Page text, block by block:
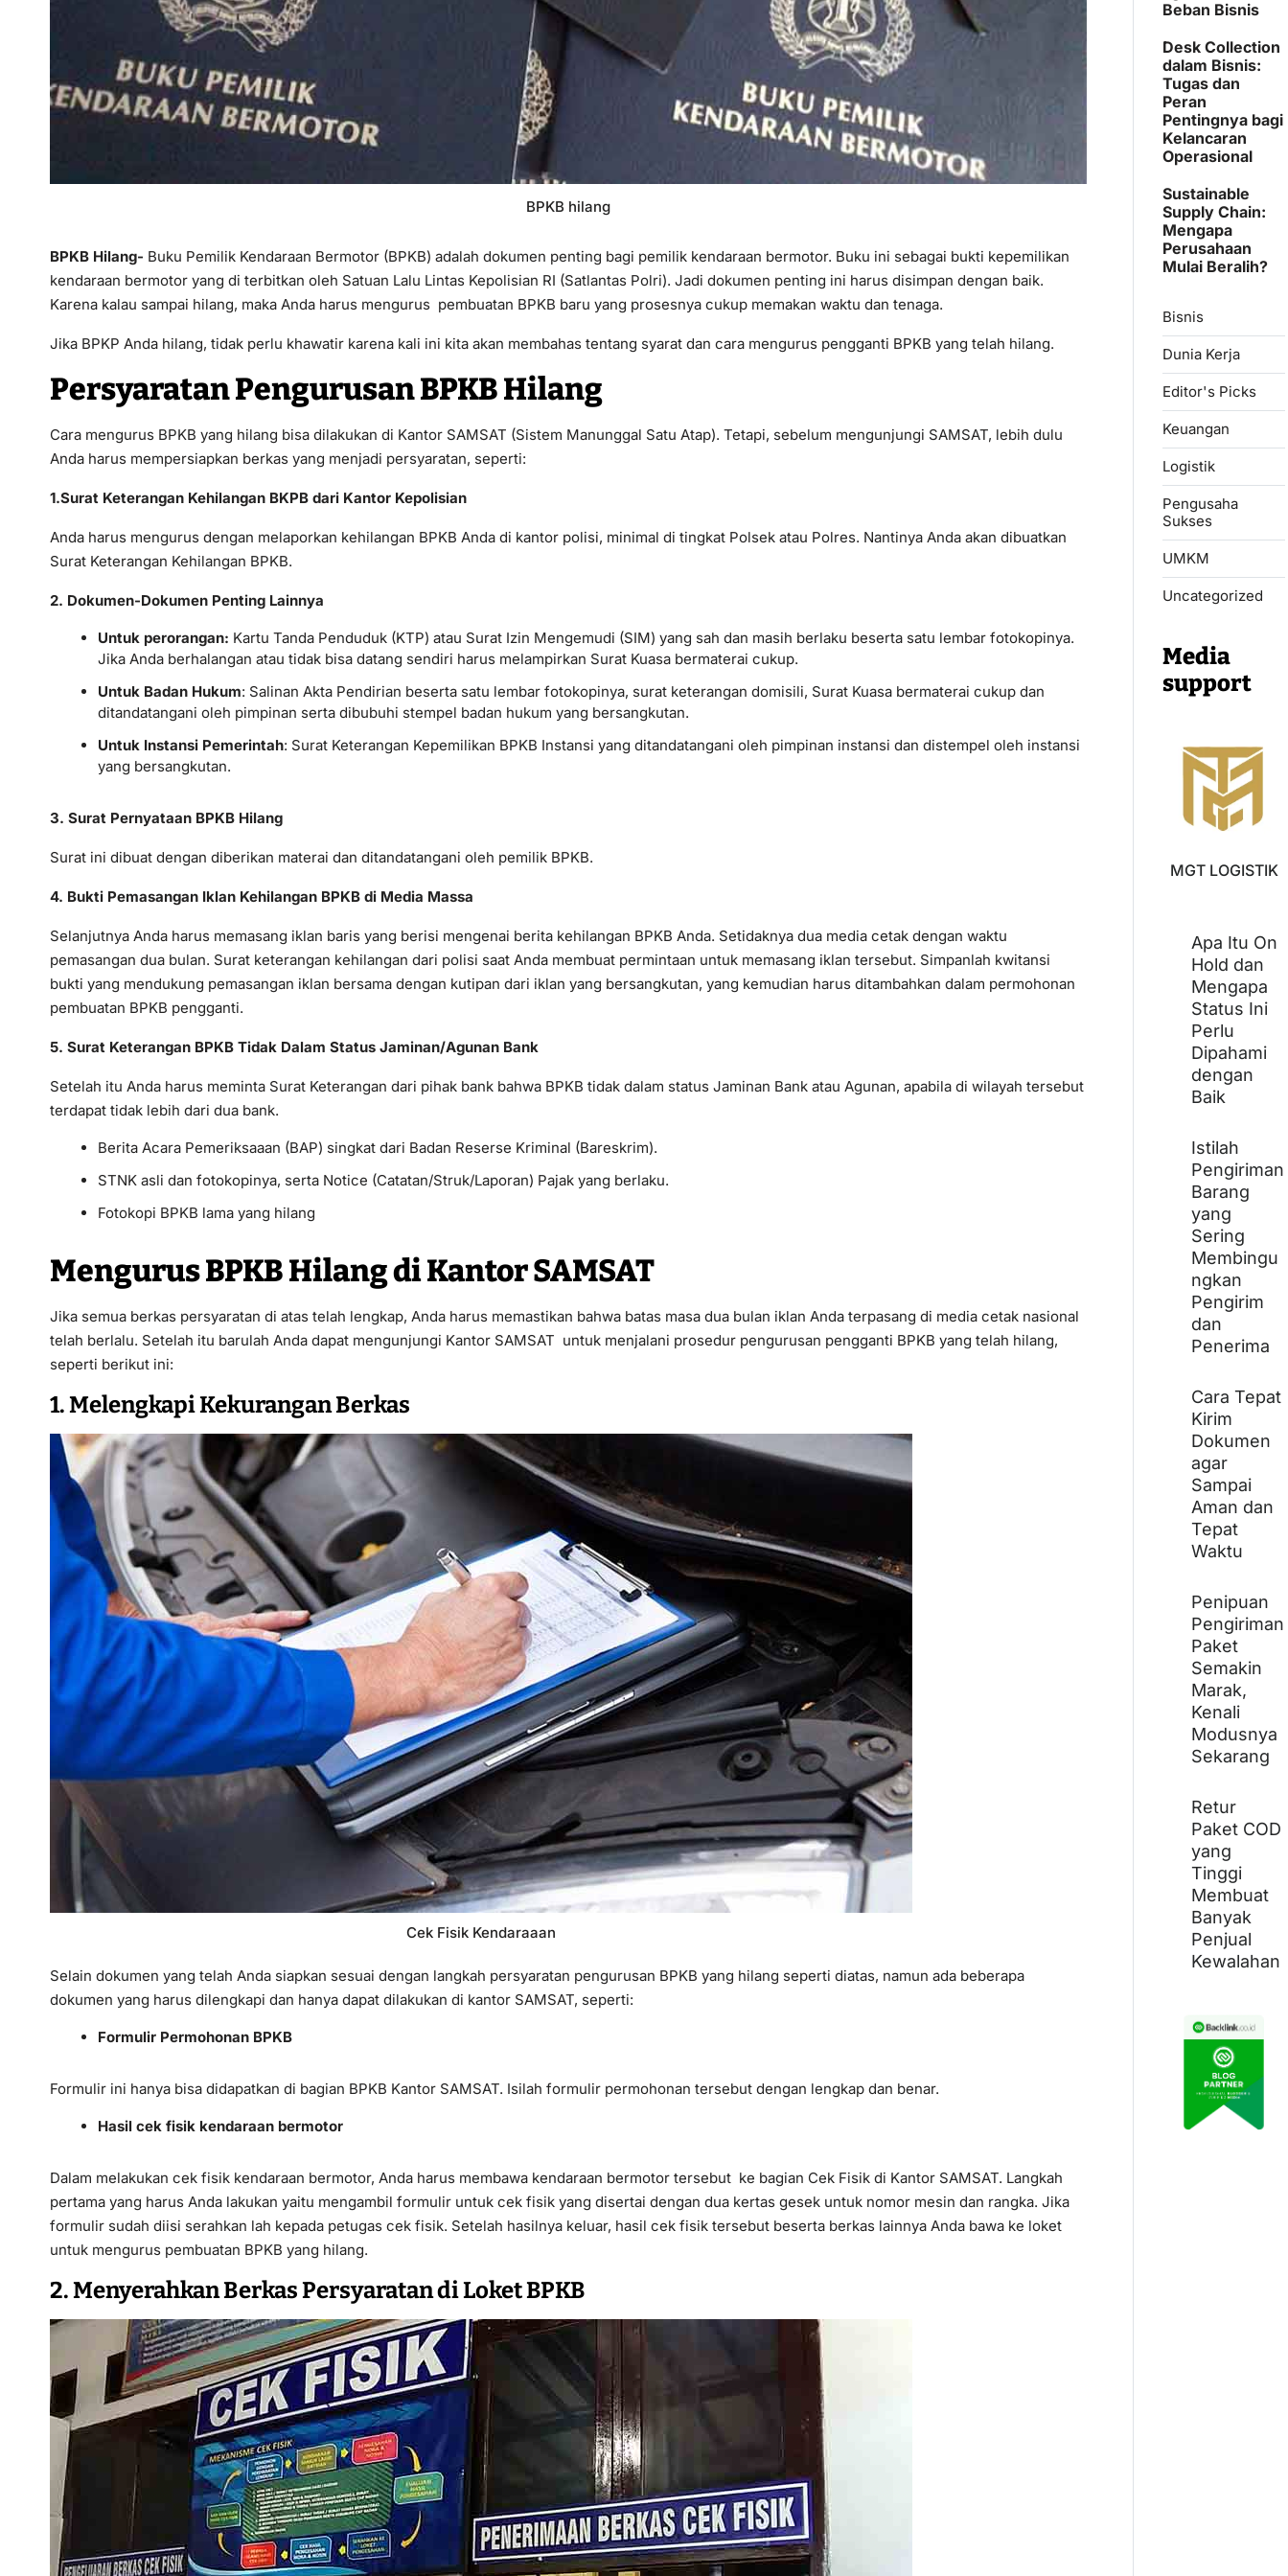
BPKB hilang
BPKB Hilang- Buku Pemilik Kendaraan Bermotor (BPKB) adalah dokumen penting bagi pemilik kendaraan bermotor. Buku ini sebagai bukti kepemilikan
kendaraan bermotor yang di terbitkan oleh Satuan Lalu Lintas Kepolisian RI (Satlantas Polri). Jadi dokumen penting ini harus disimpan dengan baik.
Karena kalau sampai hilang, maka Anda harus mengurus pembuatan BPKB baru yang prosesnya cukup memakan waktu dan tenaga.
Jika BPKP Anda hilang, tidak perlu khawatir karena kali ini kita akan membahas tentang syarat dan cara mengurus pengganti BPKB yang telah hilang.
Persyaratan Pengurusan BPKB Hilang
Cara mengurus BPKB yang hilang bisa dilakukan di Kantor SAMSAT (Sistem Manunggal Satu Atap). Tetapi, sebelum mengunjungi SAMSAT, lebih dulu
Anda harus mempersiapkan berkas yang menjadi persyaratan, seperti:
1.Surat Keterangan Kehilangan BKPB dari Kantor Kepolisian
Anda harus mengurus dengan melaporkan kehilangan BPKB Anda di kantor polisi, minimal di tingkat Polsek atau Polres. Nantinya Anda akan dibuatkan
Surat Keterangan Kehilangan BPKB.
2. Dokumen-Dokumen Penting Lainnya
Untuk perorangan: Kartu Tanda Penduduk (KTP) atau Surat Izin Mengemudi (SIM) yang sah dan masih berlaku beserta satu lembar fotokopinya.
Jika Anda berhalangan atau tidak bisa datang sendiri harus melampirkan Surat Kuasa bermaterai cukup.
Untuk Badan Hukum: Salinan Akta Pendirian beserta satu lembar fotokopinya, surat keterangan domisili, Surat Kuasa bermaterai cukup dan
ditandatangani oleh pimpinan serta dibubuhi stempel badan hukum yang bersangkutan.
Untuk Instansi Pemerintah: Surat Keterangan Kepemilikan BPKB Instansi yang ditandatangani oleh pimpinan instansi dan distempel oleh instansi
yang bersangkutan.
3. Surat Pernyataan BPKB Hilang
Surat ini dibuat dengan diberikan materai dan ditandatangani oleh pemilik BPKB.
4. Bukti Pemasangan Iklan Kehilangan BPKB di Media Massa
Selanjutnya Anda harus memasang iklan baris yang berisi mengenai berita kehilangan BPKB Anda. Setidaknya dua media cetak dengan waktu
pemasangan dua bulan. Surat keterangan kehilangan dari polisi saat Anda membuat permintaan untuk memasang iklan tersebut. Simpanlah kwitansi
bukti yang mendukung pemasangan iklan bersama dengan kutipan dari iklan yang bersangkutan, yang kemudian harus ditambahkan dalam permohonan
pembuatan BPKB pengganti.
5. Surat Keterangan BPKB Tidak Dalam Status Jaminan/Agunan Bank
Setelah itu Anda harus meminta Surat Keterangan dari pihak bank bahwa BPKB tidak dalam status Jaminan Bank atau Agunan, apabila di wilayah tersebut
terdapat tidak lebih dari dua bank.
Berita Acara Pemeriksaaan (BAP) singkat dari Badan Reserse Kriminal (Bareskrim).
STNK asli dan fotokopinya, serta Notice (Catatan/Struk/Laporan) Pajak yang berlaku.
Fotokopi BPKB lama yang hilang
Mengurus BPKB Hilang di Kantor SAMSAT
Jika semua berkas persyaratan di atas telah lengkap, Anda harus memastikan bahwa batas masa dua bulan iklan Anda terpasang di media cetak nasional
telah berlalu. Setelah itu barulah Anda dapat mengunjungi Kantor SAMSAT untuk menjalani prosedur pengurusan pengganti BPKB yang telah hilang,
seperti berikut ini:
1. Melengkapi Kekurangan Berkas
Cek Fisik Kendaraaan
Selain dokumen yang telah Anda siapkan sesuai dengan langkah persyaratan pengurusan BPKB yang hilang seperti diatas, namun ada beberapa
dokumen yang harus dilengkapi dan hanya dapat dilakukan di kantor SAMSAT, seperti:
Formulir Permohonan BPKB
Formulir ini hanya bisa didapatkan di bagian BPKB Kantor SAMSAT. Isilah formulir permohonan tersebut dengan lengkap dan benar.
Hasil cek fisik kendaraan bermotor
Dalam melakukan cek fisik kendaraan bermotor, Anda harus membawa kendaraan bermotor tersebut ke bagian Cek Fisik di Kantor SAMSAT. Langkah
pertama yang harus Anda lakukan yaitu mengambil formulir untuk cek fisik yang disertai dengan dua kertas gesek untuk nomor mesin dan rangka. Jika
formulir sudah diisi serahkan lah kepada petugas cek fisik. Setelah hasilnya keluar, hasil cek fisik tersebut beserta berkas lainnya Anda bawa ke loket
untuk mengurus pembuatan BPKB yang hilang.
2. Menyerahkan Berkas Persyaratan di Loket BPKB
Beban Bisnis
Desk Collection
dalam Bisnis:
Tugas dan
Peran
Pentingnya bagi
Kelancaran
Operasional
Sustainable
Supply Chain:
Mengapa
Perusahaan
Mulai Beralih?
Bisnis
Dunia Kerja
Editor's Picks
Keuangan
Logistik
Pengusaha
Sukses
UMKM
Uncategorized
Media
support
MGT LOGISTIK
Apa Itu On
Hold dan
Mengapa
Status Ini
Perlu
Dipahami
dengan
Baik
Istilah
Pengiriman
Barang
yang
Sering
Membingu
ngkan
Pengirim
dan
Penerima
Cara Tepat
Kirim
Dokumen
agar
Sampai
Aman dan
Tepat
Waktu
Penipuan
Pengiriman
Paket
Semakin
Marak,
Kenali
Modusnya
Sekarang
Retur
Paket COD
yang
Tinggi
Membuat
Banyak
Penjual
Kewalahan